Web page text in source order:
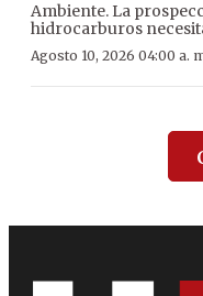
Ambiente. La
hidrocarburos
Agosto 10, 2026 04:00 a.